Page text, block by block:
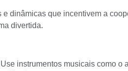
dinâmicas que incentivem a
divertida.
instrumentos musicais como